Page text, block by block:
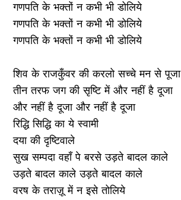
गणपति के भक्तों न कभी भी डोलिये
गणपति के भक्तों न कभी भी डोलिये
गणपति के भक्तों न कभी भी डोलिये
शिव के राजकुँवर की करलो सच्चे मन से पूजा
तीन तरफ जग की सृष्टि में और नहीं है दूजा
और नहीं है दूजा और नहीं है दूजा
रिद्धि सिद्धि का ये स्वामी
दया की दृष्टिवाले
सुख सम्पदा वहाँ पे बरसे उड़ते बादल काले
उड़ते बादल काले उड़ते बादल काले
वरष के तराज़ू में न इसे तोलिये